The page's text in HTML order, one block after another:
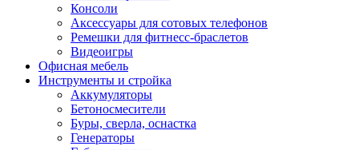
Консоли
Аксессуары для сотовых телефонов
Ремешки для фитнесс-браслетов
Видеоигры
Офисная мебель
Инструменты и стройка
Аккумуляторы
Бетоносмесители
Буры, сверла, оснастка
Генераторы